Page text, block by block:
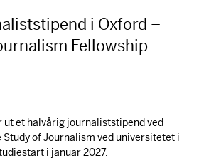
i Oxford –
Fellowship
ut et halvårig journaliststipend ved
of Journalism ved universitetet i
i januar 2027.